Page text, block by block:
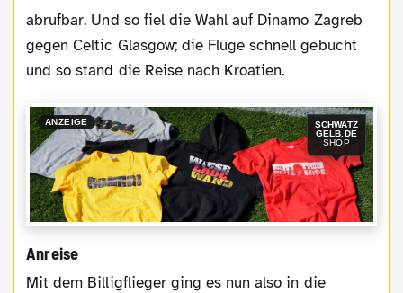
abrufbar. Und so fiel die Wahl auf Dinamo Zagreb
gegen Celtic Glasgow; die Flüge schnell gebucht
und so stand die Reise nach Kroatien.
ANZEIGE
SCHWATZ
GELB.DE
SHOP
Anreise
Mit dem Billigflieger ging es nun also in die